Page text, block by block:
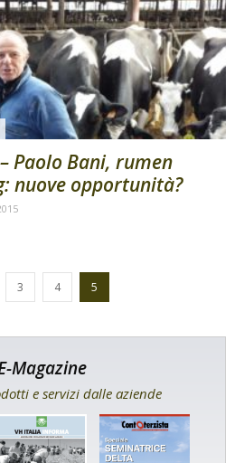
– Paolo Bani, rumen
nuove opportunità?
3 4 5
Magazine
e servizi dalle aziende